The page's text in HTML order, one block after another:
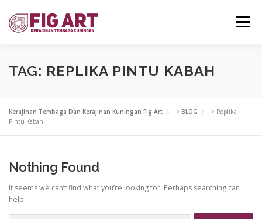
content
Menu
HOME GALLERY UPDATE PRODUK KONTAK
TAG: REPLIKA PINTU KABAH
Kerajinan Tembaga Dan Kerajinan Kuningan Fig Art > BLOG > Replika
Pintu Kabah
Nothing Found
It seems we can’t find what you’re looking for. Perhaps searching can
help.